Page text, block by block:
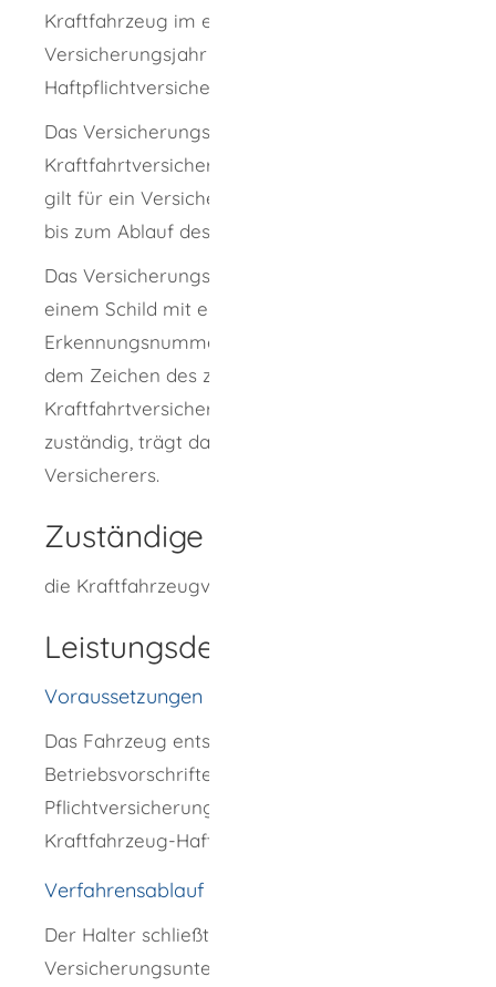
Kraftfahrzeug im entsprechenden
Versicherungsjahr eine Kraftfahrzeug-
Haftpflichtversicherung besteht.
Das Versicherungskennzeichen wird von den
Kraftfahrtversicherern direkt ausgegeben. Es
gilt für ein Versicherungsjahr vom 01. März
bis zum Ablauf des Februars des Folgejahrs.
Das Versicherungskennzeichen besteht aus
einem Schild mit einer eindeutigen
Erkennungsnummer, dem Verkehrsjahr und
dem Zeichen des zuständigen Verbandes der
Kraftfahrtversicherer. Ist kein Verband
zuständig, trägt das Schild das Zeichen des
Versicherers.
Zuständige Stelle
die Kraftfahrzeugversicherung Ihrer Wahl
Leistungsdetails
Voraussetzungen
Das Fahrzeug entspricht den Bau- und
Betriebsvorschriften und es besteht eine dem
Pflichtversicherungsgesetz entsprechende
Kraftfahrzeug-Haftpflichtversicherung.
Verfahrensablauf
Der Halter schließt bei einem inländischen
Versicherungsunternehmen, das zum Betrieb